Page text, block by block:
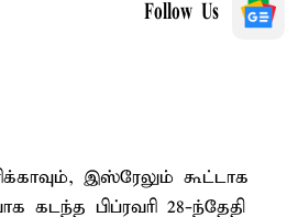
Follow Us
இஸ்ரேலும் கூட்டாக
கடந்த பிப்ரவரி 28-ந்தேதி